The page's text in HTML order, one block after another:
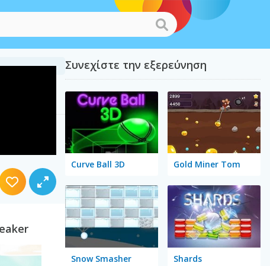
Συνεχίστε την εξερεύνηση
Curve Ball 3D Gold Miner Tom
Snow Smasher Shards